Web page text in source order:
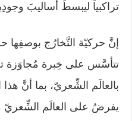
تراكبياً ليبسطَ أساليبَ
إنَّ حركيّة التَّخارُج بوصفِها
تتأسَّس على خِبرة مُجاوَزة
بالعالَم الشِّعريّ، بما أنَّ
يفرضُ على العالَم